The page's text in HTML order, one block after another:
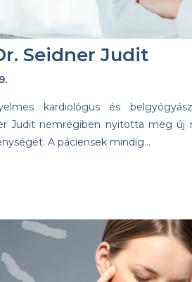
Seidner Judit
kardiológus és
Judit nemrégiben nyitotta meg új
A páciensek mindig…